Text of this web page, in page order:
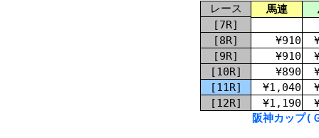
レース
馬連
[7R]
[8R]
¥910
[9R]
¥910
[10R]
¥890
[11R]
¥1,040
[12R]
¥1,190
阪神カップ